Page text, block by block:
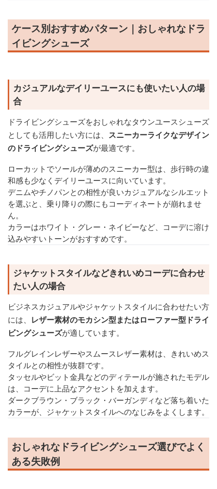
ケース別おすすめパターン｜おしゃれなドラ
イビングシューズ
カジュアルなデイリーユースにも使いたい人の場
合
ドライビングシューズをおしゃれなタウンユースシューズ
としても活用したい方には、 スニーカーライクなデザイン
のドライビングシューズが最適です。
ローカットでソールが薄めのスニーカー型は、歩行時の違
和感も少なくデイリーユースに向いています。
デニムやチノパンとの相性が良いカジュアルなシルエット
を選ぶと、乗り降りの際にもコーディネートが崩れませ
ん。
カラーはホワイト・グレー・ネイビーなど、コーデに溶け
込みやすいトーンがおすすめです。
ジャケットスタイルなどきれいめコーデに合わせ
たい人の場合
ビジネスカジュアルやジャケットスタイルに合わせたい方
には、 レザー素材のモカシン型またはローファー型ドライ
ビングシューズが適しています。
フルグレインレザーやスムースレザー素材は、きれいめス
タイルとの相性が抜群です。
タッセルやビット金具などのディテールが施されたモデル
は、コーデに上品なアクセントを加えます。
ダークブラウン・ブラック・バーガンディなど落ち着いた
カラーが、ジャケットスタイルへのなじみをよくします。
おしゃれなドライビングシューズ選びでよく
ある失敗例